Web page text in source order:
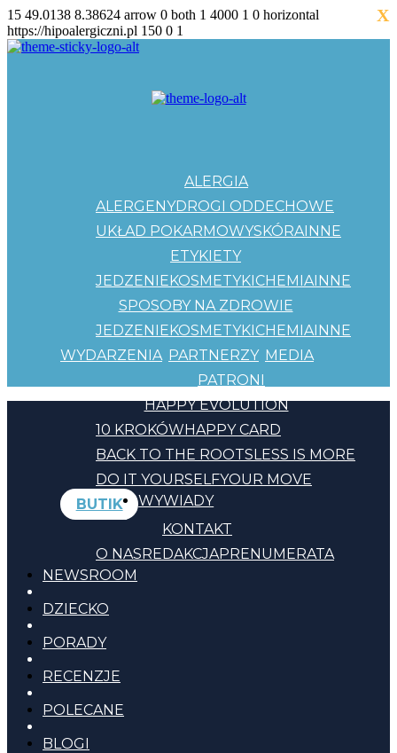
15 49.0138 8.38624 arrow 0 both 1 4000 1 0 horizontal
https://hipoalergiczni.pl 150 0 1
ALERGIA
ALERGENYDROGI ODDECHOWE
UKŁAD POKARMOWYSKÓRAINNE
ETYKIETY
JEDZENIEKOSMETYKICHEMIAINNE
SPOSOBY NA ZDROWIE
JEDZENIEKOSMETYKICHEMIAINNE
WYDARZENIA PARTNERZY
PATRONI
MEDIA
HAPPY EVOLUTION
10 KROKÓWHAPPY CARD
BACK TO THE ROOTSLESS IS MORE
DO IT YOURSELFYOUR MOVE
BUTIK
KONTAKT
O NASREDAKCJAPRENUMERATA
WYWIADY
NEWSROOM
DZIECKO
PORADY
RECENZJE
POLECANE
BLOGI
X